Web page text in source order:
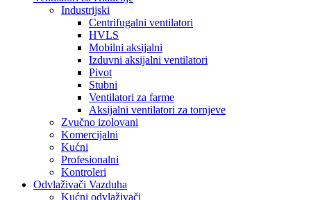
Industrijski
Centrifugalni ventilatori
HVLS
Mobilni aksijalni
Izduvni aksijalni ventilatori
Pivot
Stubni
Ventilatori za farme
Aksijalni ventilatori za tornjeve
Zvučno izolovani
Komercijalni
Kućni
Profesionalni
Kontroleri
Odvlaživači Vazduha
Kućni odvlaživači